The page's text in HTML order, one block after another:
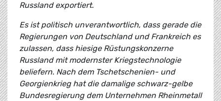
Russland exportiert.
Es ist politisch unverantwortlich, dass gerade die
Regierungen von Deutschland und Frankreich es
zulassen, dass hiesige Rüstungskonzerne
Russland mit modernster Kriegstechnologie
beliefern. Nach dem Tschetschenien- und
Georgienkrieg hat die damalige schwarz-gelbe
Bundesregierung dem Unternehmen Rheinmetall